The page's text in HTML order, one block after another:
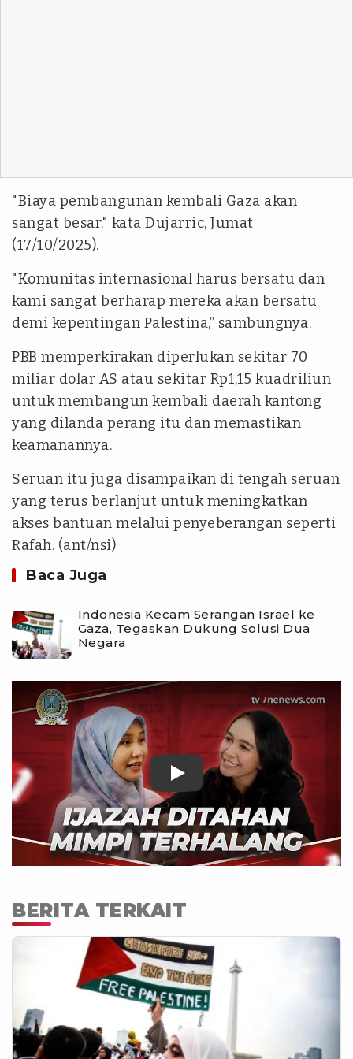
"Biaya pembangunan kembali Gaza akan
sangat besar," kata Dujarric, Jumat
(17/10/2025).
"Komunitas internasional harus bersatu dan
kami sangat berharap mereka akan bersatu
demi kepentingan Palestina,” sambungnya.
PBB memperkirakan diperlukan sekitar 70
miliar dolar AS atau sekitar Rp1,15 kuadriliun
untuk membangun kembali daerah kantong
yang dilanda perang itu dan memastikan
keamanannya.
Seruan itu juga disampaikan di tengah seruan
yang terus berlanjut untuk meningkatkan
akses bantuan melalui penyeberangan seperti
Rafah. (ant/nsi)
Baca Juga
Indonesia Kecam Serangan Israel ke
Gaza, Tegaskan Dukung Solusi Dua
Negara
tvonenews
BERITA TERKAIT